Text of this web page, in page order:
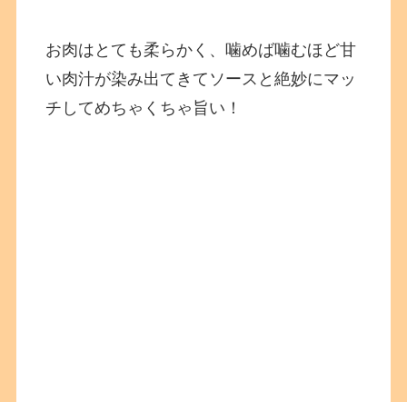
お肉はとても柔らかく、噛めば噛むほど甘
い肉汁が染み出てきてソースと絶妙にマッ
チしてめちゃくちゃ旨い！